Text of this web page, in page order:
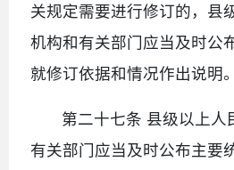
关规定需要进行修订的，县
机构和有关部门应当及时公
就修订依据和情况作出说明。
第二十七条 县级以上人
有关部门应当及时公布主要